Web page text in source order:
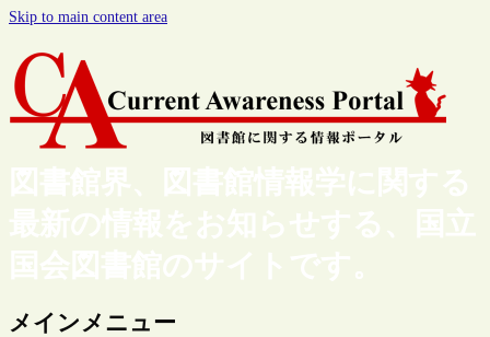
Skip to main content area
図書館界、図書館情報学に関する
最新の情報をお知らせする、国立
国会図書館のサイトです。
メインメニュー